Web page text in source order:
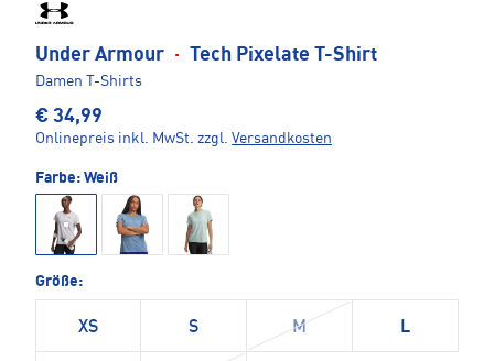
Under Armour · Tech Pixelate T-Shirt
Damen T-Shirts
€ 34,99
Onlinepreis inkl. MwSt. zzgl. Versandkosten
Farbe: Weiß
Größe:
XS S M L